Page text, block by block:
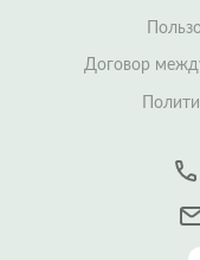
Договор